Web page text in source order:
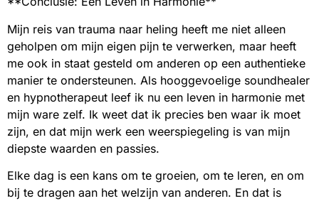
Mijn reis van trauma naar heling heeft me niet alleen
geholpen om mijn eigen pijn te verwerken, maar heeft
me ook in staat gesteld om anderen op een authentieke
manier te ondersteunen. Als hooggevoelige soundhealer
en hypnotherapeut leef ik nu een leven in harmonie met
mijn ware zelf. Ik weet dat ik precies ben waar ik moet
zijn, en dat mijn werk een weerspiegeling is van mijn
diepste waarden en passies.
Elke dag is een kans om te groeien, om te leren, en om
bij te dragen aan het welzijn van anderen. En dat is